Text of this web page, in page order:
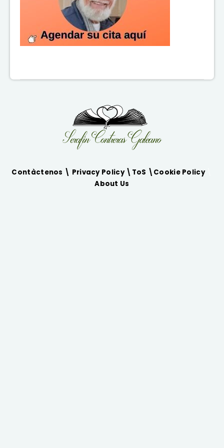
Contàctenos \ Privacy Policy \ ToS \ Cookie Policy\
About Us